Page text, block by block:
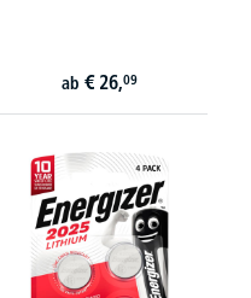
ab € 26,09